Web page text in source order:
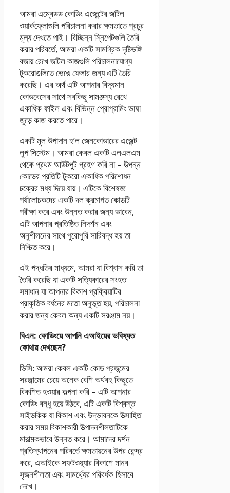
আমরা এম্বেডড কোডিং এজেন্টের জটিল
ওয়ার্কফ্লোগুলি পরিচালনা করার ক্ষমতাতে প্রচুর
মূল্য দেখতে পাই। বিচ্ছিন্ন স্নিপেটগুলি তৈরি
করার পরিবর্তে, আমরা একটি সামগ্রিক দৃষ্টিভঙ্গি
বজায় রেখে জটিল কাজগুলি পরিচালনাযোগ্য
টুকরোগুলিতে ভেঙে ফেলার জন্য এটি তৈরি
করেছি। এর অর্থ এটি আপনার বিদ্যমান
কোডবেসের সাথে সবকিছু সামঞ্জস্য রেখে
একাধিক ফাইল এবং বিভিন্ন প্রোগ্রামিং ভাষা
জুড়ে কাজ করতে পারে।
একটি মূল উপাদান হ’ল জেনকোডারের এজেন্ট
লুপ সিস্টেম। আমরা কেবল একটি এলএলএম
থেকে প্রথম আউটপুট গ্রহণ করি না – উত্পন্ন
কোডের প্রতিটি টুকরো একাধিক পরিশোধন
চক্রের মধ্য দিয়ে যায়। এটিকে বিশেষজ্ঞ
পর্যালোচকদের একটি দল ক্রমাগত কোডটি
পরীক্ষা করে এবং উন্নত করার জন্য ভাবেন,
এটি আপনার প্রতিষ্ঠিত নিদর্শন এবং
অনুশীলনের সাথে পুরোপুরি সারিবদ্ধ হয় তা
নিশ্চিত করে।
এই পদ্ধতির মাধ্যমে, আমরা যা বিশ্বাস করি তা
তৈরি করেছি যা একটি সত্যিকারের সংহত
সমাধান যা আপনার বিকাশ প্রক্রিয়াটির
প্রাকৃতিক বর্ধনের মতো অনুভূত হয়, পরিচালনা
করার জন্য কেবল অন্য একটি সরঞ্জাম নয়।
বিএন: কোডিংয়ে আপনি এআইয়ের ভবিষ্যত
কোথায় দেখছেন?
ভিসি: আমরা কেবল একটি কোড প্রজন্মের
সরঞ্জামের চেয়ে অনেক বেশি অর্থবহ কিছুতে
বিকশিত হওয়ার কল্পনা করি – এটি আপনার
কোডিং বন্ধু হয়ে উঠবে, এটি একটি বিশ্বস্ত
সাইডকিক যা বিকাশ এবং উদ্ভাবনকে উত্সাহিত
করার সময় বিকাশকারী উত্পাদনশীলতাটিকে
মারাত্মকভাবে উন্নত করে। আমাদের দর্শন
প্রতিস্থাপনের পরিবর্তে ক্ষমতায়নের উপর কেন্দ্র
করে, এআইকে সফটওয়্যার বিকাশে মানব
সৃজনশীলতা এবং সামর্থ্যের পরিবর্ধক হিসাবে
দেখে।